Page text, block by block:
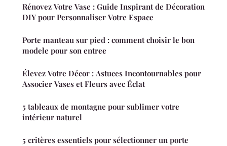
Rénovez Votre Vase : Guide Inspirant de Décoration
DIY pour Personnaliser Votre Espace
Porte manteau sur pied : comment choisir le bon
modele pour son entree
Élevez Votre Décor : Astuces Incontournables pour
Associer Vases et Fleurs avec Éclat
5 tableaux de montagne pour sublimer votre
intérieur naturel
5 critères essentiels pour sélectionner un porte